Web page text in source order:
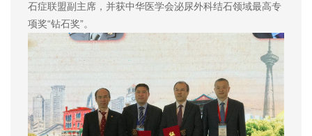
石症联盟副主席，并获中华医学会泌尿外科结石领域最高专
项奖“钻石奖”。